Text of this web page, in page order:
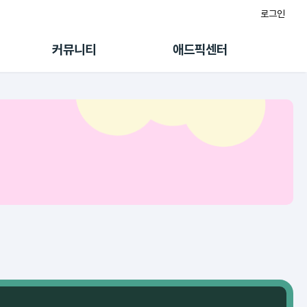
로그인
커뮤니티 애드픽센터
랭킹
초대보너스
수익 Live
멤버십 센터
마이도메인